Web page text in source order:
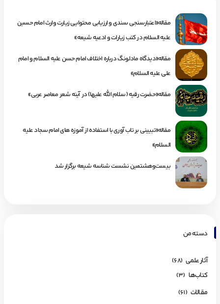
مقاله«اعتبارسنجی سندی و ارزیابی محتوایی زیارت وارث امام حسین
علیه السلام در کتب زیارات و ادعیه شیعه»
مقاله«دیدگاه مادلونگ درباره اختلاف امام حسن علیه السلام و امام
علی علیه السلام»
مقاله«حضرت رقیه (سلام الله علیها) در آینه شعر معاصر عربی»
مقاله«تبیینی بر تاب آوری با استفاده از آموزه های امام سجاد علیه
السلام»
بیست‌وهشتمین نشست شناسه شیعه برگزار شد
دسته من
آثار علمی (68)
کتاب‌ها (3)
مقالات (61)